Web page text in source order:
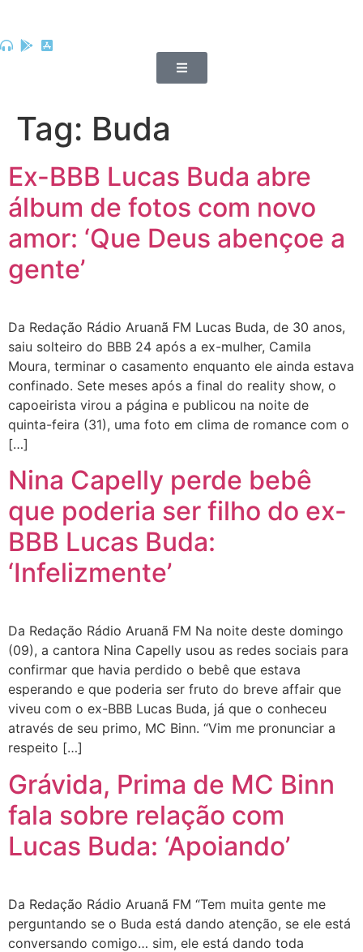
Tag: Buda
Ex-BBB Lucas Buda abre
álbum de fotos com novo
amor: ‘Que Deus abençoe a
gente’
Da Redação Rádio Aruanã FM Lucas Buda, de 30 anos,
saiu solteiro do BBB 24 após a ex-mulher, Camila
Moura, terminar o casamento enquanto ele ainda estava
confinado. Sete meses após a final do reality show, o
capoeirista virou a página e publicou na noite de
quinta-feira (31), uma foto em clima de romance com o
[…]
Nina Capelly perde bebê
que poderia ser filho do ex-
BBB Lucas Buda:
‘Infelizmente’
Da Redação Rádio Aruanã FM Na noite deste domingo
(09), a cantora Nina Capelly usou as redes sociais para
confirmar que havia perdido o bebê que estava
esperando e que poderia ser fruto do breve affair que
viveu com o ex-BBB Lucas Buda, já que o conheceu
através de seu primo, MC Binn. “Vim me pronunciar a
respeito […]
Grávida, Prima de MC Binn
fala sobre relação com
Lucas Buda: ‘Apoiando’
Da Redação Rádio Aruanã FM “Tem muita gente me
perguntando se o Buda está dando atenção, se ele está
conversando comigo… sim, ele está dando toda